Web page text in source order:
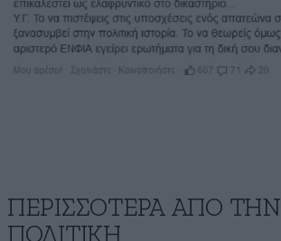
ΠΕΡΙΣΣΟΤΕΡΑ ΑΠΟ ΤΗΝ
ΠΟΛΙΤΙΚΗ